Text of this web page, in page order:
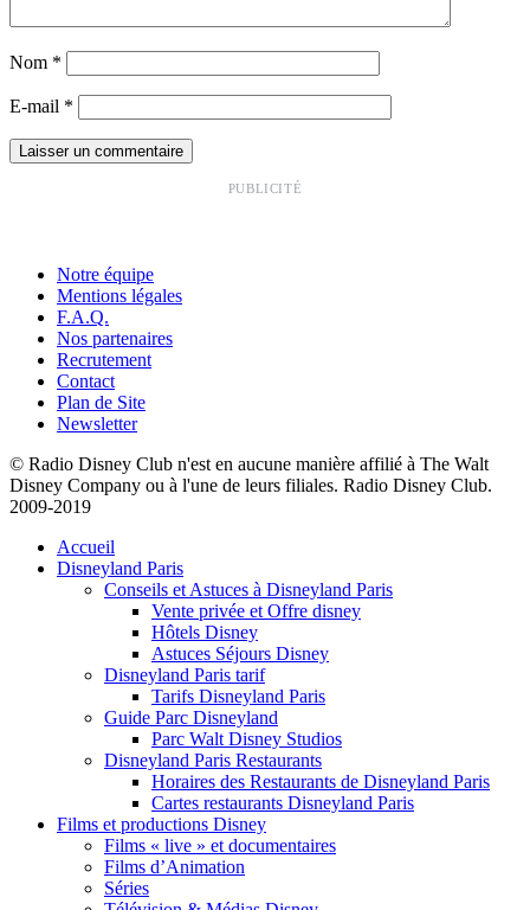
Nom *
E-mail *
PUBLICITÉ
Notre équipe
Mentions légales
F.A.Q.
Nos partenaires
Recrutement
Contact
Plan de Site
Newsletter
© Radio Disney Club n'est en aucune manière affilié à The Walt
Disney Company ou à l'une de leurs filiales. Radio Disney Club.
2009-2019
Accueil
Disneyland Paris
Conseils et Astuces à Disneyland Paris
Vente privée et Offre disney
Hôtels Disney
Astuces Séjours Disney
Disneyland Paris tarif
Tarifs Disneyland Paris
Guide Parc Disneyland
Parc Walt Disney Studios
Disneyland Paris Restaurants
Horaires des Restaurants de Disneyland Paris
Cartes restaurants Disneyland Paris
Films et productions Disney
Films « live » et documentaires
Films d’Animation
Séries